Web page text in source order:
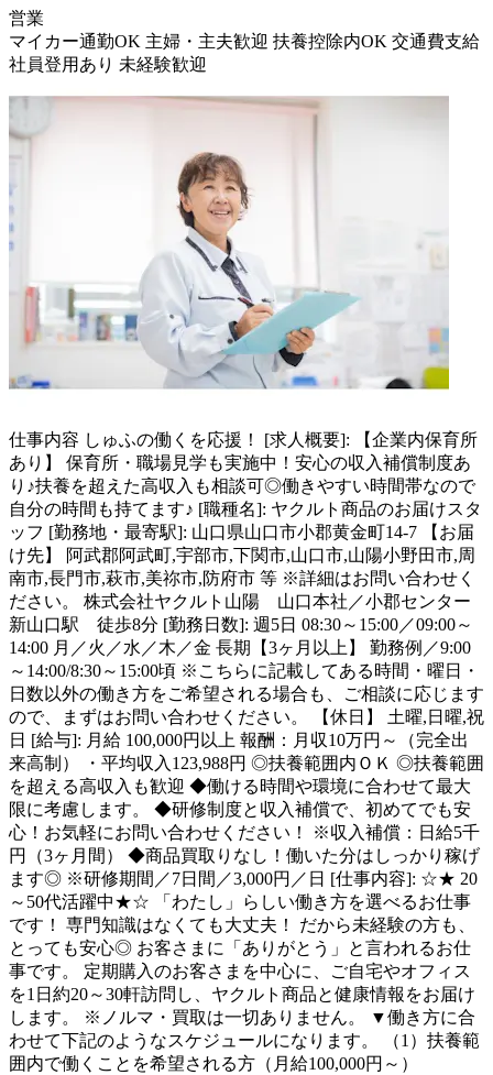
営業
マイカー通勤OK 主婦・主夫歓迎 扶養控除内OK 交通費支給
社員登用あり 未経験歓迎
仕事内容 しゅふの働くを応援！ [求人概要]: 【企業内保育所
あり】 保育所・職場見学も実施中！安心の収入補償制度あ
り♪扶養を超えた高収入も相談可◎働きやすい時間帯なので
自分の時間も持てます♪ [職種名]: ヤクルト商品のお届けスタ
ッフ [勤務地・最寄駅]: 山口県山口市小郡黄金町14-7 【お届
け先】 阿武郡阿武町,宇部市,下関市,山口市,山陽小野田市,周
南市,長門市,萩市,美祢市,防府市 等 ※詳細はお問い合わせく
ださい。 株式会社ヤクルト山陽 山口本社／小郡センター
新山口駅 徒歩8分 [勤務日数]: 週5日 08:30～15:00／09:00～
14:00 月／火／水／木／金 長期【3ヶ月以上】 勤務例／9:00
～14:00/8:30～15:00頃 ※こちらに記載してある時間・曜日・
日数以外の働き方をご希望される場合も、ご相談に応じます
ので、まずはお問い合わせください。 【休日】 土曜,日曜,祝
日 [給与]: 月給 100,000円以上 報酬：月収10万円～（完全出
来高制） ・平均収入123,988円 ◎扶養範囲内ＯＫ ◎扶養範囲
を超える高収入も歓迎 ◆働ける時間や環境に合わせて最大
限に考慮します。 ◆研修制度と収入補償で、初めてでも安
心！お気軽にお問い合わせください！ ※収入補償：日給5千
円（3ヶ月間） ◆商品買取りなし！働いた分はしっかり稼げ
ます◎ ※研修期間／7日間／3,000円／日 [仕事内容]: ☆★ 20
～50代活躍中★☆ 「わたし」らしい働き方を選べるお仕事
です！ 専門知識はなくても大丈夫！ だから未経験の方も、
とっても安心◎ お客さまに「ありがとう」と言われるお仕
事です。 定期購入のお客さまを中心に、ご自宅やオフィス
を1日約20～30軒訪問し、ヤクルト商品と健康情報をお届け
します。 ※ノルマ・買取は一切ありません。 ▼働き方に合
わせて下記のようなスケジュールになります。 （1）扶養範
囲内で働くことを希望される方（月給100,000円～）